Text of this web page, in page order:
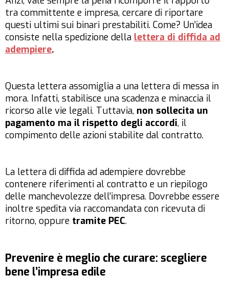
tra committente e impresa, cercare di riportare
questi ultimi sui binari prestabiliti. Come? Un’idea
consiste nella spedizione della lettera di diffida ad
adempiere.
Questa lettera assomiglia a una lettera di messa in
mora. Infatti, stabilisce una scadenza e minaccia il
ricorso alle vie legali. Tuttavia, non sollecita un
pagamento ma il rispetto degli accordi, il
compimento delle azioni stabilite dal contratto.
La lettera di diffida ad adempiere dovrebbe
contenere riferimenti al contratto e un riepilogo
delle manchevolezze dell’impresa. Dovrebbe essere
inoltre spedita via raccomandata con ricevuta di
ritorno, oppure tramite PEC.
Prevenire è meglio che curare: scegliere
bene l’impresa edile